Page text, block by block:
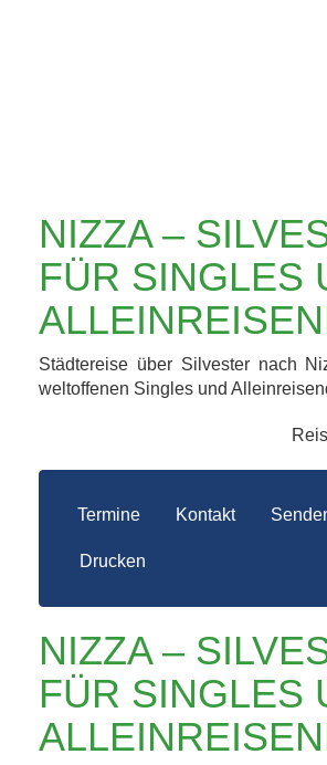
NIZZA –
FÜR SINGLES
Städtereise über Silvester nach
weltoffenen Singles und
Termine Kontakt
Drucken
NIZZA –
FÜR SINGLES